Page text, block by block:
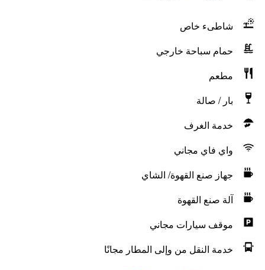
شاطىء خاص
حمام سباحة خارجي
مطعم
بار / صالة
خدمة الغرف
واي فاي مجاني
جهاز صنع القهوة/ الشاي
آلة صنع القهوة
موقف سيارات مجاني
خدمة النقل من وإلى المطار مجانًا